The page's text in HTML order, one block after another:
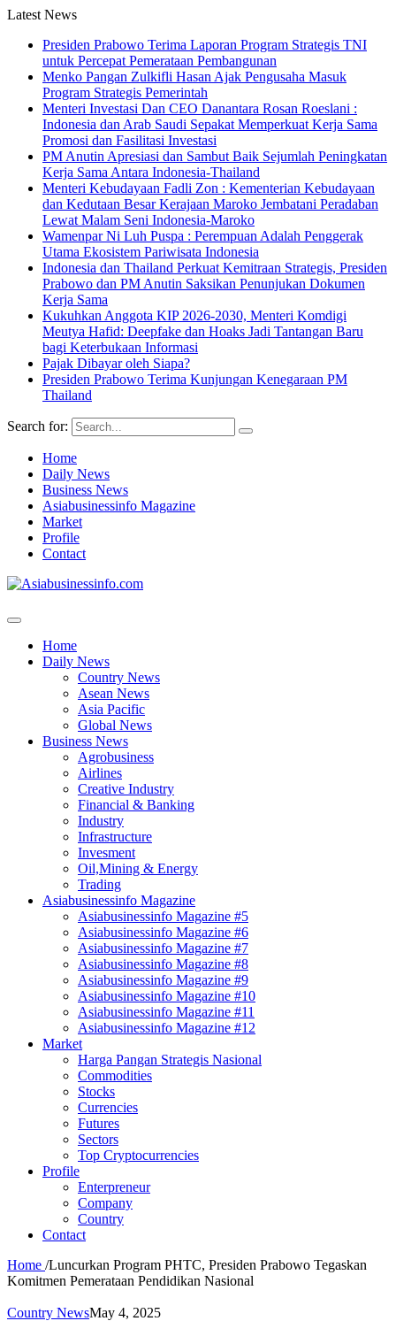
Latest News
Presiden Prabowo Terima Laporan Program Strategis TNI
untuk Percepat Pemerataan Pembangunan
Menko Pangan Zulkifli Hasan Ajak Pengusaha Masuk
Program Strategis Pemerintah
Menteri Investasi Dan CEO Danantara Rosan Roeslani :
Indonesia dan Arab Saudi Sepakat Memperkuat Kerja Sama
Promosi dan Fasilitasi Investasi
PM Anutin Apresiasi dan Sambut Baik Sejumlah Peningkatan
Kerja Sama Antara Indonesia-Thailand
Menteri Kebudayaan Fadli Zon : Kementerian Kebudayaan
dan Kedutaan Besar Kerajaan Maroko Jembatani Peradaban
Lewat Malam Seni Indonesia-Maroko
Wamenpar Ni Luh Puspa : Perempuan Adalah Penggerak
Utama Ekosistem Pariwisata Indonesia
Indonesia dan Thailand Perkuat Kemitraan Strategis, Presiden
Prabowo dan PM Anutin Saksikan Penunjukan Dokumen
Kerja Sama
Kukuhkan Anggota KIP 2026-2030, Menteri Komdigi
Meutya Hafid: Deepfake dan Hoaks Jadi Tantangan Baru
bagi Keterbukaan Informasi
Pajak Dibayar oleh Siapa?
Presiden Prabowo Terima Kunjungan Kenegaraan PM
Thailand
Search for:
Home
Daily News
Business News
Asiabusinessinfo Magazine
Market
Profile
Contact
Home
Daily News
Country News
Asean News
Asia Pacific
Global News
Business News
Agrobusiness
Airlines
Creative Industry
Financial & Banking
Industry
Infrastructure
Invesment
Oil,Mining & Energy
Trading
Asiabusinessinfo Magazine
Asiabusinessinfo Magazine #5
Asiabusinessinfo Magazine #6
Asiabusinessinfo Magazine #7
Asiabusinessinfo Magazine #8
Asiabusinessinfo Magazine #9
Asiabusinessinfo Magazine #10
Asiabusinessinfo Magazine #11
Asiabusinessinfo Magazine #12
Market
Harga Pangan Strategis Nasional
Commodities
Stocks
Currencies
Futures
Sectors
Top Cryptocurrencies
Profile
Enterpreneur
Company
Country
Contact
Home /Luncurkan Program PHTC, Presiden Prabowo Tegaskan
Komitmen Pemerataan Pendidikan Nasional
Country NewsMay 4, 2025